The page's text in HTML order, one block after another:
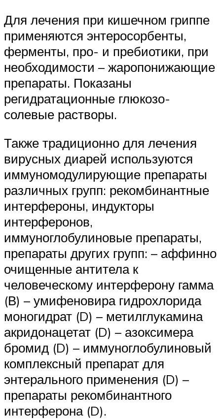
Для лечения при кишечном гриппе
применяются энтеросорбенты,
ферменты, про- и пребиотики, при
необходимости – жаропонижающие
препараты. Показаны
регидратационные глюкозо-
солевые растворы.
Также традиционно для лечения
вирусных диарей используются
иммуномодулирующие препараты
различных групп: рекомбинантные
интерфероны, индукторы
интерферонов,
иммуноглобулиновые препараты,
препараты других групп: – аффинно
очищенные антитела к
человеческому интерферону гамма
(В) – умифеновира гидрохлорида
моногидрат (D) – метилглукамина
акридонацетат (D) – азоксимера
бромид (D) – иммуноглобулиновый
комплексный препарат для
энтерального применения (D) –
препараты рекомбинантного
интерферона (D).